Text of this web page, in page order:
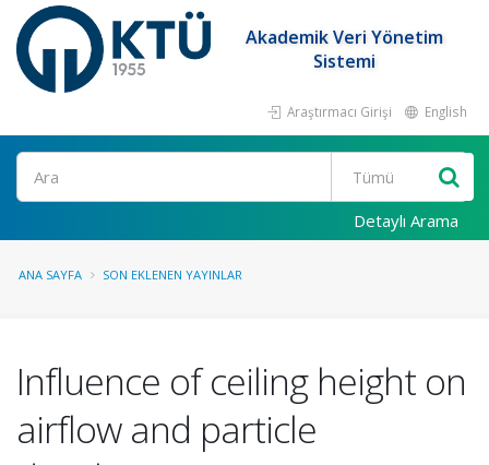
Akademik Veri Yönetim
Sistemi
Araştırmacı Girişi English
Ara
Detaylı Arama
ANA SAYFA SON EKLENEN YAYINLAR
Influence of ceiling height on
airflow and particle